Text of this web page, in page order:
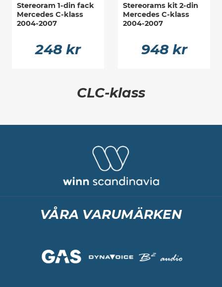
Stereoram 1-din fack
Mercedes C-klass
2004-2007
248 kr
Stereorams kit 2-din
Mercedes C-klass
2004-2007
948 kr
CLC-klass
VÅRA VARUMÄRKEN